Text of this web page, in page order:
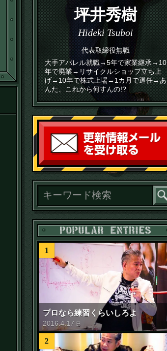
坪井秀樹
Hideki Tsuboi
代表取締役無職
大手アパレル就職→5年で家業継承→10
年で廃業→リサイクルショップ立ち上
げ→10年で株式上場→1カ月で退任→あ
んた、これから何すんの!?
1
プロなら練習くらいしろよ
2016 .4.17 日
2